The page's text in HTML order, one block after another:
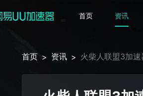
首页 资讯
首页 > 资讯 > 火柴人联盟3加